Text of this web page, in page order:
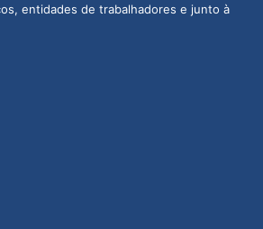
entidades de trabalhadores e junto à